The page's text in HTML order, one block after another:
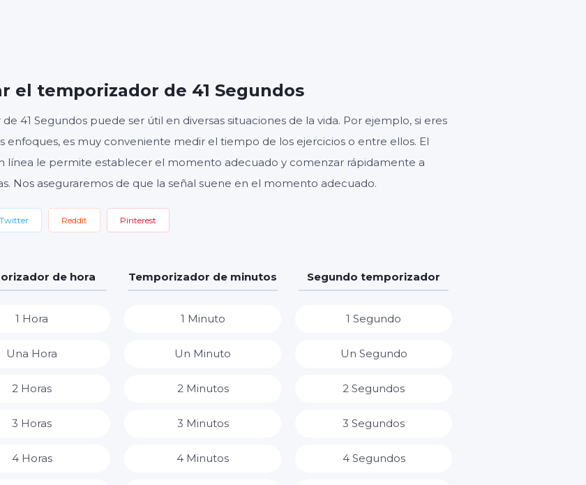
el temporizador de 41 Segundos
41 Segundos puede ser útil en diversas situaciones de la vida. Por ejemplo, si eres
enfoques, es muy conveniente medir el tiempo de los ejercicios o entre ellos. El
línea le permite establecer el momento adecuado y comenzar rápidamente a
Nos aseguraremos de que la señal suene en el momento adecuado.
Twitter Reddit Pinterest
de hora
1 Hora
Una Hora
2 Horas
3 Horas
4 Horas
Temporizador de minutos
1 Minuto
Un Minuto
2 Minutos
3 Minutos
4 Minutos
Segundo temporizador
1 Segundo
Un Segundo
2 Segundos
3 Segundos
4 Segundos